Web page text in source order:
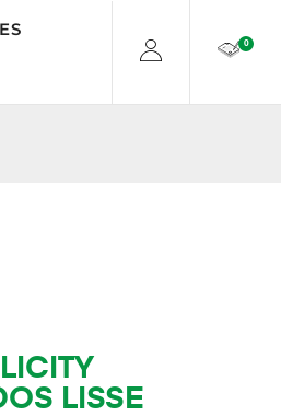
0
LISSE